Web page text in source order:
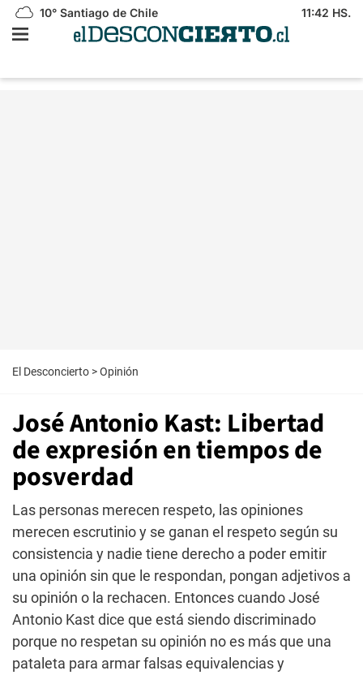
10° Santiago de Chile 11:42 HS.
El Desconcierto >Opinión
José Antonio Kast: Libertad
de expresión en tiempos de
posverdad
Las personas merecen respeto, las opiniones
merecen escrutinio y se ganan el respeto según su
consistencia y nadie tiene derecho a poder emitir
una opinión sin que le respondan, pongan adjetivos a
su opinión o la rechacen. Entonces cuando José
Antonio Kast dice que está siendo discriminado
porque no respetan su opinión no es más que una
pataleta para armar falsas equivalencias y